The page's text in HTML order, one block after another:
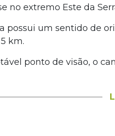
no extremo Este da
possui um sentido de
km.
ponto de visão, o